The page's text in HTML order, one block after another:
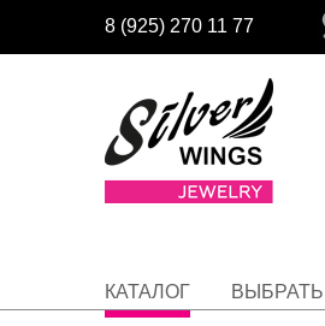
8 (925) 270 11 77
КАТАЛОГ